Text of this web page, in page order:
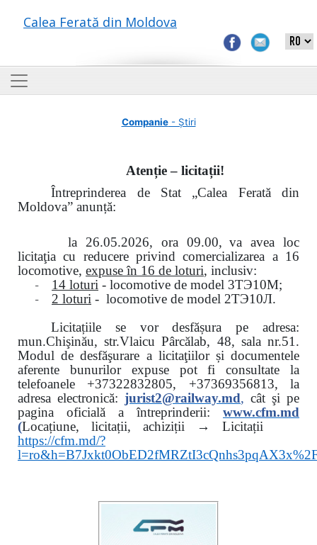
Calea Ferată din Moldova
Companie- Știri
Atenție – licitații!
Întreprinderea de Stat „Calea Ferată din
Moldova” anunță:
la 26.05.2026, ora 09.00, va avea loc
licitaţia cu reducere privind comercializarea a 16
locomotive, expuse în 16 de loturi, inclusiv:
- 14 loturi - locomotive de model 3ТЭ10М;
- 2 loturi - locomotive de model 2ТЭ10Л.
Licitațiile se vor desfășura pe adresa:
mun.Chişinău, str.Vlaicu Pârcălab, 48, sala nr.51.
Modul de desfăşurare a licitaţiilor și documentele
aferente bunurilor expuse pot fi consultate la
telefoanele +37322832805, +37369356813, la
adresa electronică: jurist2@railway.md, cât şi pe
pagina oficială a întreprinderii:
www.cfm.md
(Locațiune, licitații, achiziții → Licitații
https://cfm.md/?